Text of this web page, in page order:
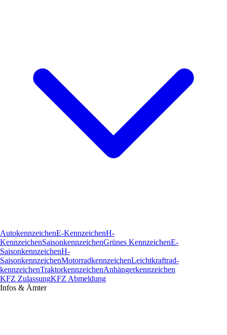
AutokennzeichenE-KennzeichenH-
KennzeichenSaisonkennzeichenGrünes KennzeichenE-
SaisonkennzeichenH-
SaisonkennzeichenMotorradkennzeichenLeichtkraftrad­
kennzeichenTraktorkennzeichenAnhängerkennzeichen
KFZ ZulassungKFZ Abmeldung
Infos & Ämter